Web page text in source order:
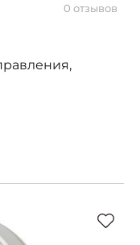
0 отзывов